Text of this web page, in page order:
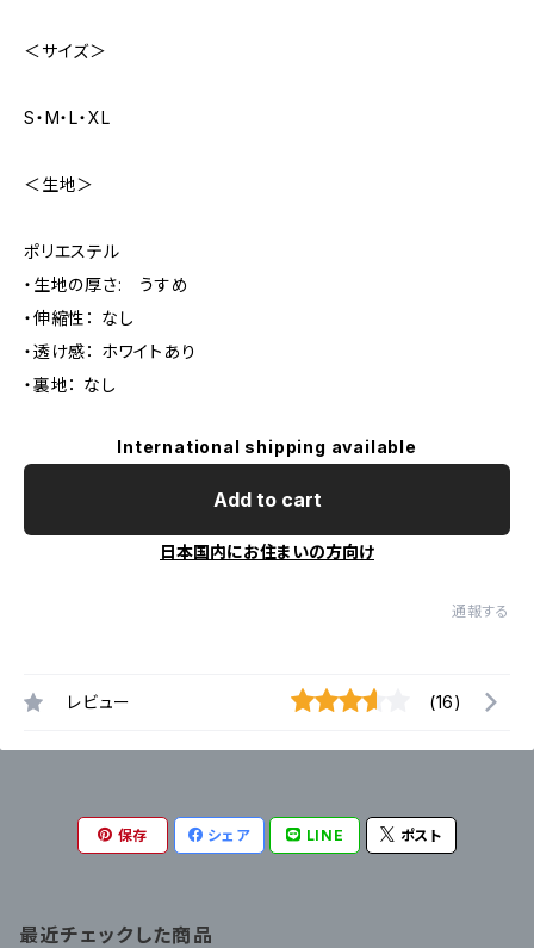
＜サイズ＞
S・M・L・XL
＜生地＞
ポリエステル
・生地の厚さ: うすめ
・伸縮性： なし
・透け感： ホワイトあり
・裏地： なし
International shipping available
Add to cart
日本国内にお住まいの方向け
通報する
レビュー (16)
保存 シェア LINE ポスト
最近チェックした商品